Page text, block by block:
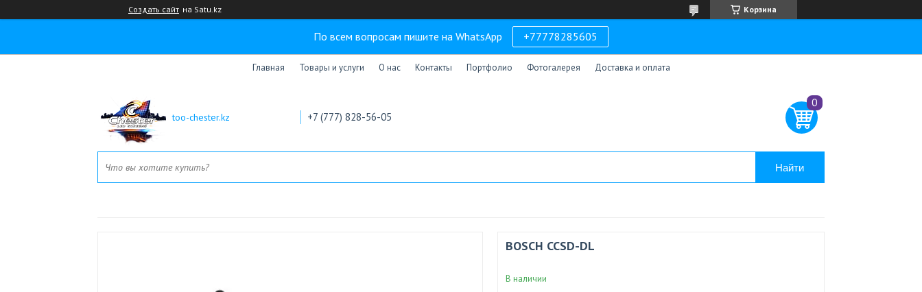
Создать сайт на Satu.kz Корзина
По всем вопросам пишите на WhatsApp +77778285605
Главная Товары и услуги О нас Контакты Портфолио Фотогалерея Доставка и оплата
too-chester.kz +7 (777) 828-56-05
Найти
BOSCH CCSD-DL
В наличии